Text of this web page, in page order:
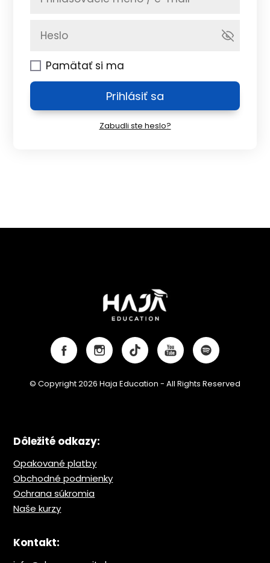
Pamätať si ma
Prihlásiť sa
Zabudli ste heslo?
© Copyright 2026 Haja Education - All Rights Reserved
Dôležité odkazy:
Opakované platby
Obchodné podmienky
Ochrana súkromia
Naše kurzy
Kontakt: